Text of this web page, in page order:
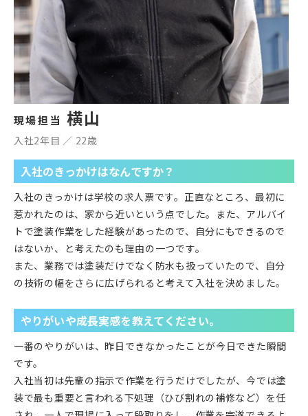
現場担当 横山
入社2年目 ／ 22歳
入社のきっかけはなんですか？
入社のきっかけは学校の求人票です。正直なところ、最初に
惹かれたのは、家から近いという点でした。また、アルバイ
トで塗装作業をした経験があったので、自分にもできるので
はないか、と考えたのも理由の一つです。
また、業務では塗装だけでなく防水も扱っていたので、自分
の技術の幅をさらに広げられると考えて入社を決めました。
やりがいや成長実感を教えてください。
一番のやりがいは、昨日できなかったことが今日できた瞬間
です。
入社当初は先輩の指示で作業を行うだけでしたが、今では塗
装で最も重要と言われる下処理（ひび割れの補修など）を任